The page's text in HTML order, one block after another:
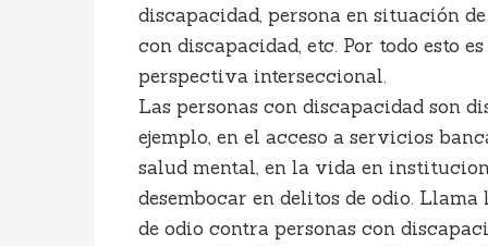
discapacidad, persona en situación
con discapacidad, etc. Por todo esto
perspectiva interseccional.
Las personas con discapacidad son
ejemplo, en el acceso a servicios
salud mental, en la vida en
desembocar en delitos de odio.
de odio contra personas con